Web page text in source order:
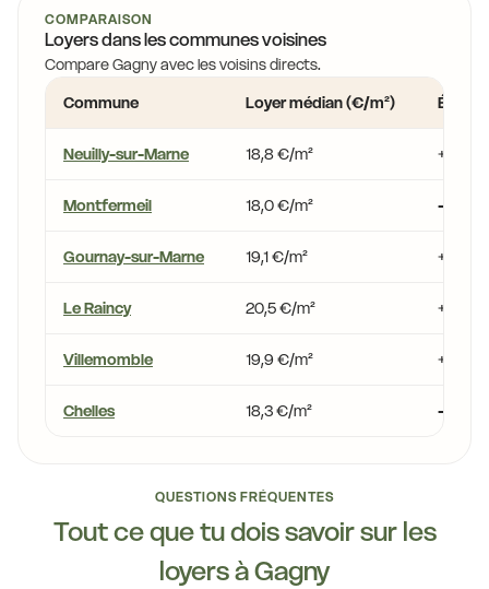
COMPARAISON
Loyers dans les communes voisines
Compare Gagny avec les voisins directs.
Commune
Loyer médian (€/m²) Écart
Neuilly-sur-Marne 18,8 €/m² +1,3 %
Montfermeil 18,0 €/m² -3,0 %
Gournay-sur-Marne 19,1 €/m² +3,1 %
Le Raincy 20,5 €/m² +10,5 %
Villemomble 19,9 €/m² +7,1 %
Chelles 18,3 €/m² -1,5 %
QUESTIONS FRÉQUENTES
Tout ce que tu dois savoir sur les
loyers à Gagny